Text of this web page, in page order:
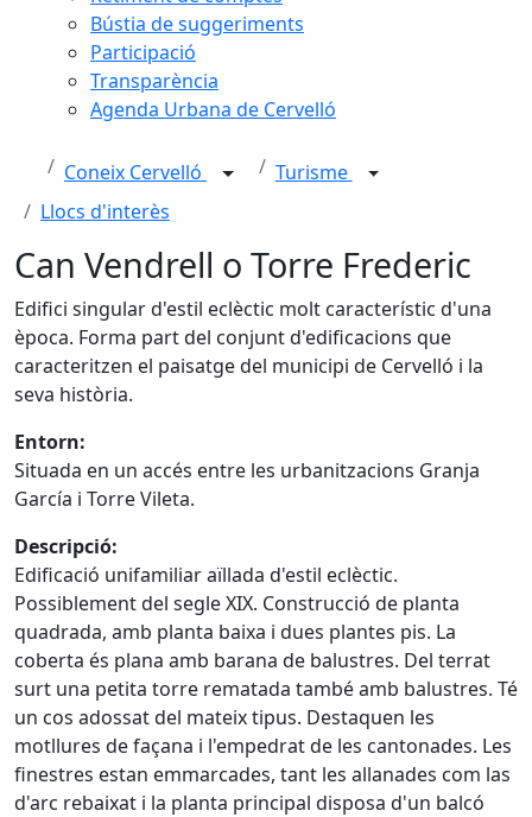
Bústia de suggeriments
Participació
Transparència
Agenda Urbana de Cervelló
Coneix Cervelló
Turisme
Llocs d'interès
Can Vendrell o Torre Frederic
Edifici singular d'estil eclèctic molt característic d'una
època. Forma part del conjunt d'edificacions que
caracteritzen el paisatge del municipi de Cervelló i la
seva història.
Entorn:
Situada en un accés entre les urbanitzacions Granja
García i Torre Vileta.
Descripció:
Edificació unifamiliar aïllada d'estil eclèctic.
Possiblement del segle XIX. Construcció de planta
quadrada, amb planta baixa i dues plantes pis. La
coberta és plana amb barana de balustres. Del terrat
surt una petita torre rematada també amb balustres. Té
un cos adossat del mateix tipus. Destaquen les
motllures de façana i l'empedrat de les cantonades. Les
finestres estan emmarcades, tant les allanades com las
d'arc rebaixat i la planta principal disposa d'un balcó